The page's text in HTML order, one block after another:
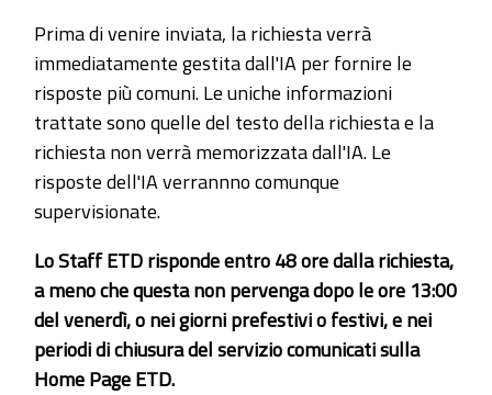
Prima di venire inviata, la richiesta verrà
immediatamente gestita dall'IA per fornire le
risposte più comuni. Le uniche informazioni
trattate sono quelle del testo della richiesta e la
richiesta non verrà memorizzata dall'IA. Le
risposte dell'IA verrannno comunque
supervisionate.
Lo Staff ETD risponde entro 48 ore dalla richiesta,
a meno che questa non pervenga dopo le ore 13:00
del venerdì, o nei giorni prefestivi o festivi, e nei
periodi di chiusura del servizio comunicati sulla
Home Page ETD.